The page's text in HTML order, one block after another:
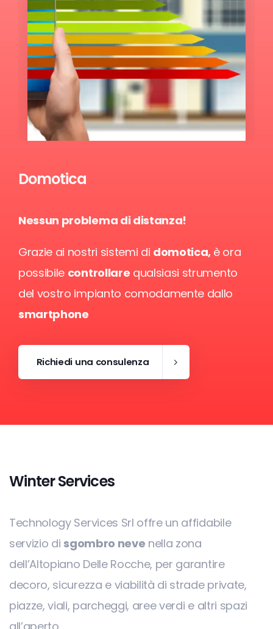
Domotica
Nessun problema di distanza!
Grazie ai nostri sistemi di domotica, è ora
possibile controllare qualsiasi strumento
del vostro impianto comodamente dallo
smartphone
Richiedi una consulenza
Winter Services
Technology Services Srl offre un affidabile
servizio di sgombro neve nella zona
dell’Altopiano Delle Rocche, per garantire
decoro, sicurezza e viabilità di strade private,
piazze, viali, parcheggi, aree verdi e altri spazi